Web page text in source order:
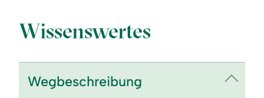
Wissenswertes
Wegbeschreibung